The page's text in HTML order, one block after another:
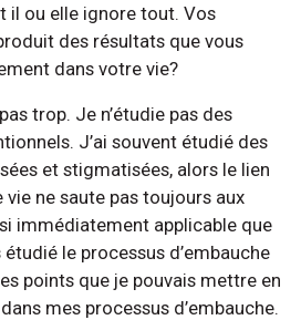
il ou elle ignore tout. Vos
des résultats que vous
dans votre vie?
trop. Je n’étudie pas des
J’ai souvent étudié des
et stigmatisées, alors le lien
ne saute pas toujours aux
immédiatement applicable que
étudié le processus d’embauche
points que je pouvais mettre en
mes processus d’embauche.